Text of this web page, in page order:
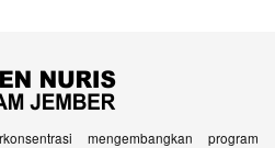
mengembangkan program